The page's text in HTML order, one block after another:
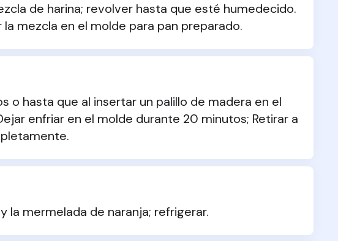
de harina; revolver hasta que esté humedecido.
mezcla en el molde para pan preparado.
o hasta que al insertar un palillo de madera en el
enfriar en el molde durante 20 minutos; Retirar a
la mermelada de naranja; refrigerar.